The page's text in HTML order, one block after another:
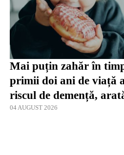
Mai puțin zahăr în
primii doi ani de viață
riscul de demență,
04 AUGUST 2026